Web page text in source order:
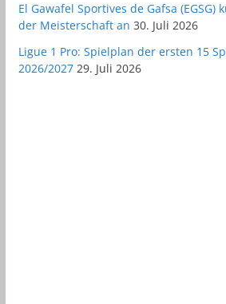
El Gawafel Sportives de Gafsa (EGSG)
der Meisterschaft an 30. Juli 2026
Ligue 1 Pro: Spielplan der ersten 15
2026/2027 29. Juli 2026